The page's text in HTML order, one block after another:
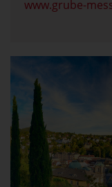
www.grube-